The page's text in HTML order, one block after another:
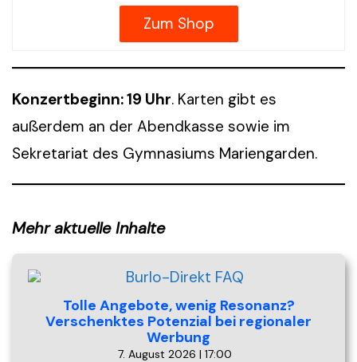
Zum Shop
Konzertbeginn: 19 Uhr. Karten gibt es
außerdem an der Abendkasse sowie im
Sekretariat des Gymnasiums Mariengarden.
Mehr aktuelle Inhalte
Tolle Angebote, wenig Resonanz?
Verschenktes Potenzial bei regionaler
Werbung
7. August 2026 | 17:00